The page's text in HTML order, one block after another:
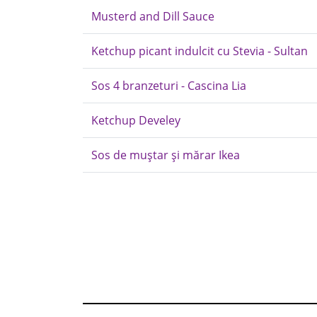
Musterd and Dill Sauce
Ketchup picant indulcit cu Stevia - Sultan
Sos 4 branzeturi - Cascina Lia
Ketchup Develey
Sos de muștar și mărar Ikea